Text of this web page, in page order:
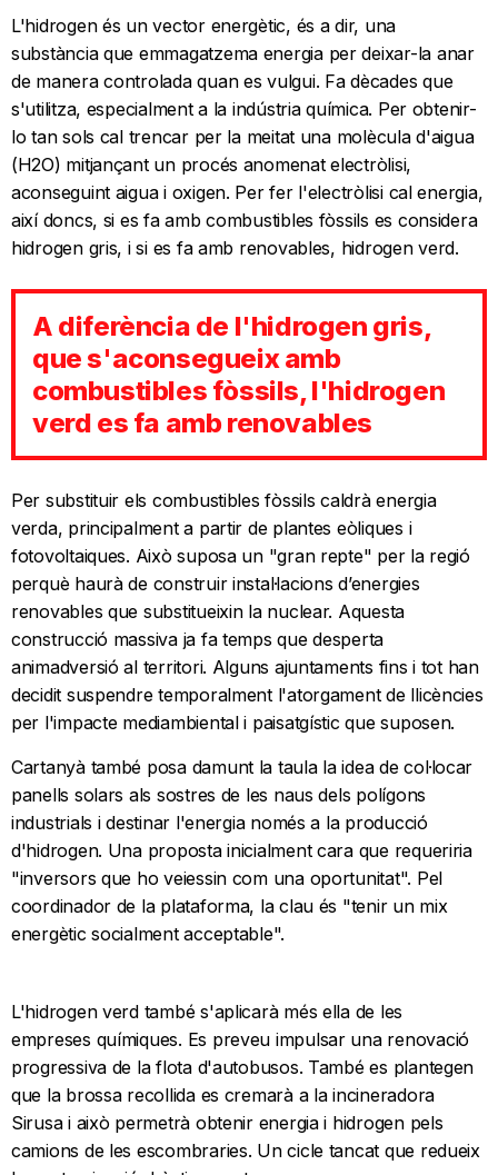
L'hidrogen és un vector energètic, és a dir, una
substància que emmagatzema energia per deixar-la anar
de manera controlada quan es vulgui. Fa dècades que
s'utilitza, especialment a la indústria química. Per obtenir-
lo tan sols cal trencar per la meitat una molècula d'aigua
(H2O) mitjançant un procés anomenat electròlisi,
aconseguint aigua i oxigen. Per fer l'electròlisi cal energia,
així doncs, si es fa amb combustibles fòssils es considera
hidrogen gris, i si es fa amb renovables, hidrogen verd.
A diferència de l'hidrogen gris,
que s'aconsegueix amb
combustibles fòssils, l'hidrogen
verd es fa amb renovables
Per substituir els combustibles fòssils caldrà energia
verda, principalment a partir de plantes eòliques i
fotovoltaiques. Això suposa un "gran repte" per la regió
perquè haurà de construir instal·lacions d’energies
renovables que substitueixin la nuclear. Aquesta
construcció massiva ja fa temps que desperta
animadversió al territori. Alguns ajuntaments fins i tot han
decidit suspendre temporalment l'atorgament de llicències
per l'impacte mediambiental i paisatgístic que suposen.
Cartanyà també posa damunt la taula la idea de col·locar
panells solars als sostres de les naus dels polígons
industrials i destinar l'energia només a la producció
d'hidrogen. Una proposta inicialment cara que requeriria
"inversors que ho veiessin com una oportunitat". Pel
coordinador de la plataforma, la clau és "tenir un mix
energètic socialment acceptable".
L'hidrogen verd també s'aplicarà més ella de les
empreses químiques. Es preveu impulsar una renovació
progressiva de la flota d'autobusos. També es plantegen
que la brossa recollida es cremarà a la incineradora
Sirusa i això permetrà obtenir energia i hidrogen pels
camions de les escombraries. Un cicle tancat que redueix